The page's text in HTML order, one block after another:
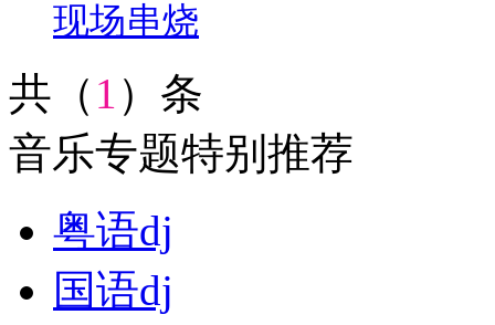
现场串烧
共（ 1 ）条
音乐专题特别推荐
粤语dj
国语dj